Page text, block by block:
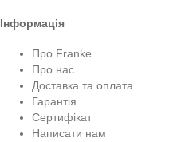
Інформація
Про Franke
Про нас
Доставка та оплата
Гарантія
Сертифікат
Написати нам